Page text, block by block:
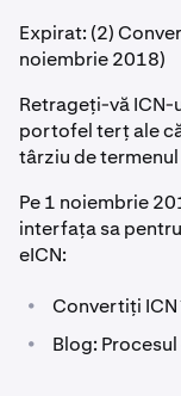
Expirat: (2)
noiembrie 2018)
Retrageți-vă
portofel terț ale
târziu de
Pe 1 noiembrie
interfața sa
eICN:
• Convertiți ICN
• Blog: